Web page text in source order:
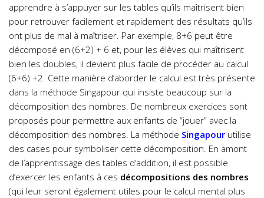
apprendre à s’appuyer sur les tables qu’ils maîtrisent bien
pour retrouver facilement et rapidement des résultats qu’ils
ont plus de mal à maîtriser. Par exemple, 8+6 peut être
décomposé en (6+2) + 6 et, pour les élèves qui maîtrisent
bien les doubles, il devient plus facile de procéder au calcul
(6+6) +2. Cette manière d’aborder le calcul est très présente
dans la méthode Singapour qui insiste beaucoup sur la
décomposition des nombres. De nombreux exercices sont
proposés pour permettre aux enfants de “jouer” avec la
décomposition des nombres. La méthode Singapour utilise
des cases pour symboliser cette décomposition. En amont
de l’apprentissage des tables d’addition, il est possible
d’exercer les enfants à ces décompositions des nombres
(qui leur seront également utiles pour le calcul mental plus